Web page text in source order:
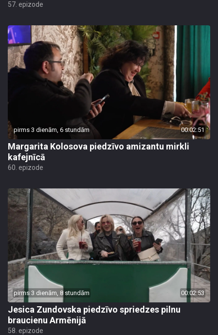
57. epizode
pirms 3 dienām, 6 stundām 00:02:51
Margarita Kolosova piedzīvo amizantu mirkli
kafejnīcā
60. epizode
pirms 3 dienām, 8 stundām 00:02:53
Jesica Zundovska piedzīvo spriedzes pilnu
braucienu Armēnijā
58. epizode